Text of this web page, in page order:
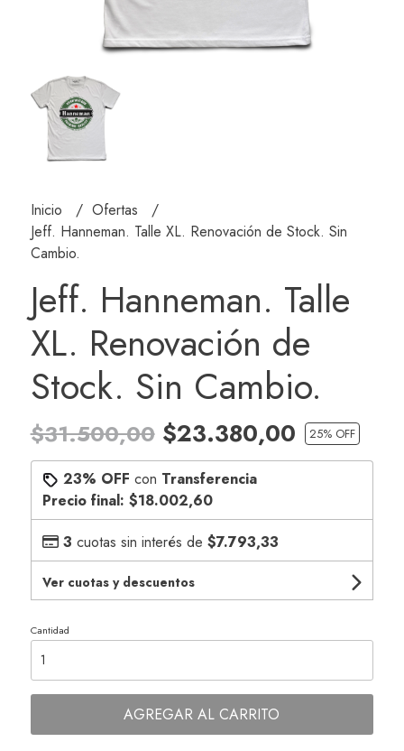
Inicio
Ofertas
Jeff. Hanneman. Talle XL. Renovación de Stock. Sin
Cambio.
Jeff. Hanneman. Talle
XL. Renovación de
Stock. Sin Cambio.
$31.500,00$23.380,00 25% OFF
23% OFF con Transferencia
Precio final: $18.002,60
3 cuotas sin interés de $7.793,33
Ver cuotas y descuentos
Cantidad
AGREGAR AL CARRITO